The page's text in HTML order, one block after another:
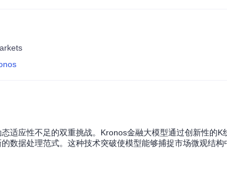
适应性不足的双重挑战。Kronos金融大模型通过创新性的K
数据处理范式。这种技术突破使模型能够捕捉市场微观结